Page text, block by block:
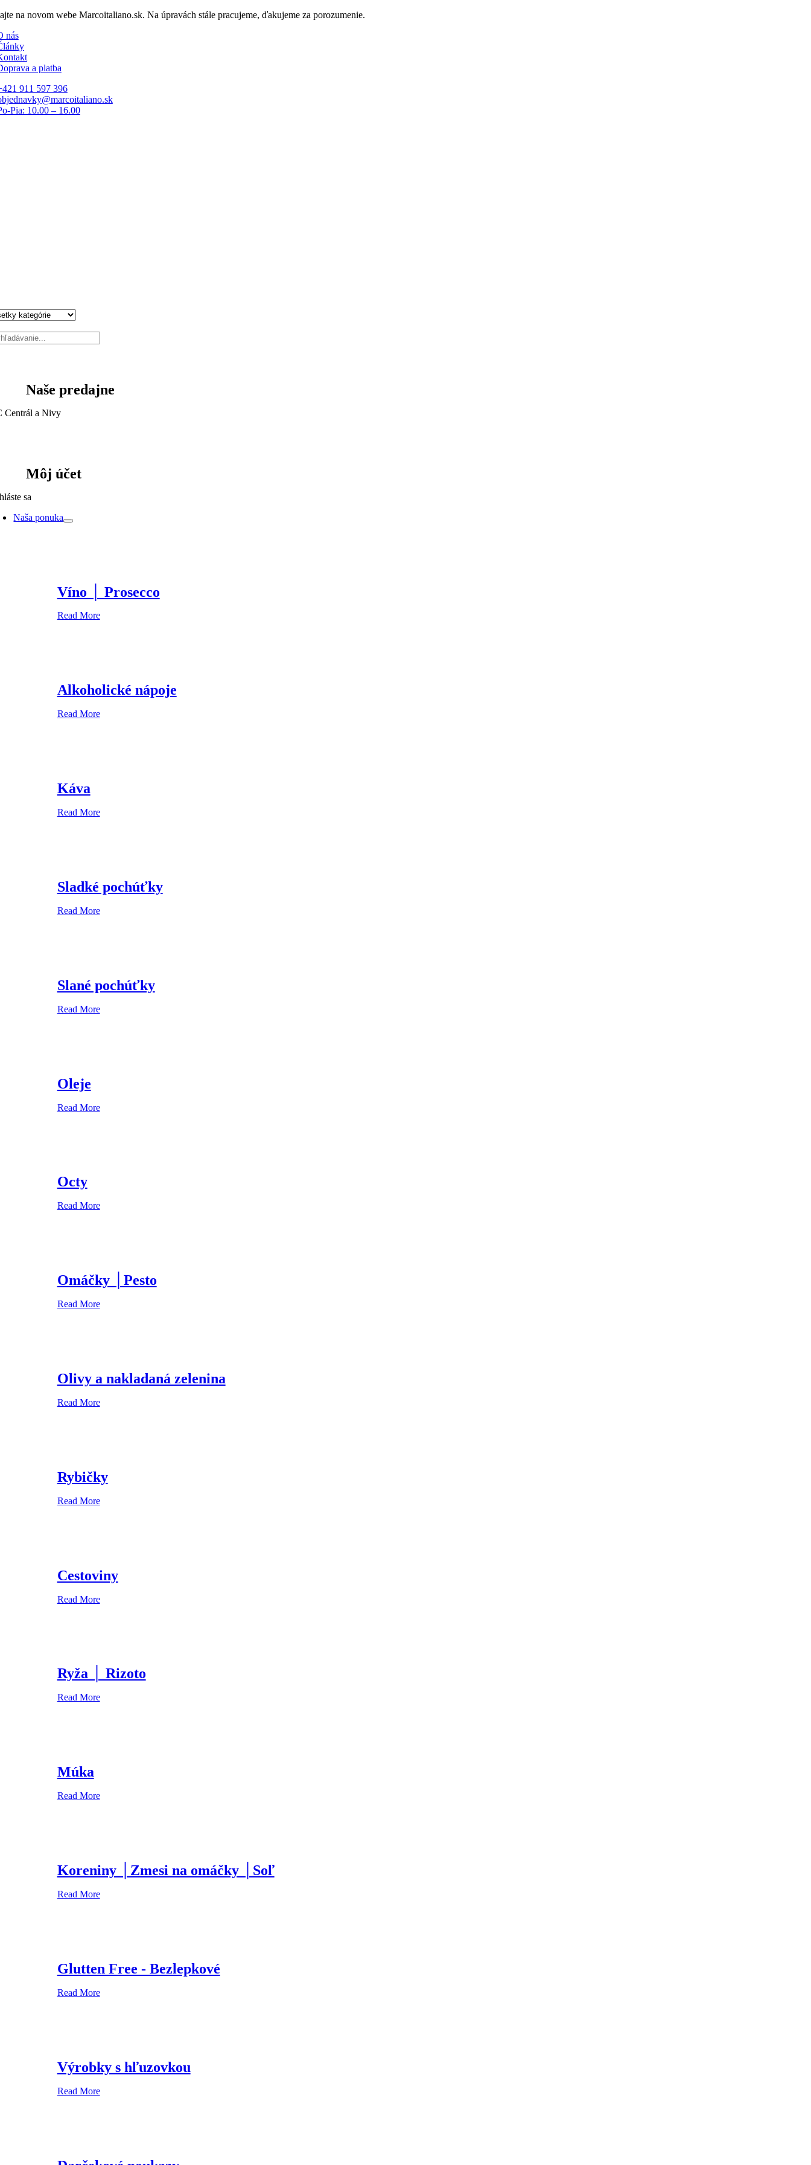
Skip
content
na novom webe Marcoitaliano.sk. Na úpravách stále pracujeme, ďakujeme za porozumenie.
nás
a platba
911 597 396
Pia: 10.00 – 16.00
Naše predajne
Centrál a Nivy
Môj účet
sa
Naša ponuka
Víno │ Prosecco
Read More
Alkoholické nápoje
Read More
Káva
Read More
Sladké pochúťky
Read More
Slané pochúťky
Read More
Oleje
Read More
Octy
Read More
Omáčky │Pesto
Read More
Olivy a nakladaná zelenina
Read More
Rybičky
Read More
Cestoviny
Read More
Ryža │ Rizoto
Read More
Múka
Read More
Koreniny │Zmesi na omáčky │Soľ
Read More
Glutten Free - Bezlepkové
Read More
Výrobky s hľuzovkou
Read More